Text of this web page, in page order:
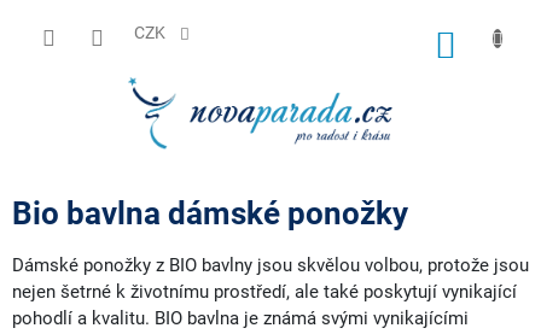
CZK
Bio bavlna dámské ponožky
Dámské ponožky z BIO bavlny jsou skvělou volbou, protože jsou
nejen šetrné k životnímu prostředí, ale také poskytují vynikající
pohodlí a kvalitu. BIO bavlna je známá svými vynikajícími